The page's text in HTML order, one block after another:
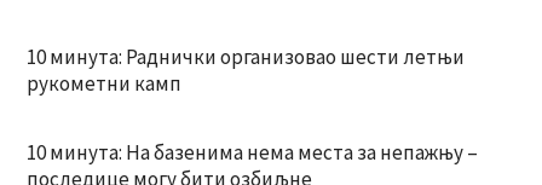
10 минута: Раднички организовао шести летњи
рукометни камп
10 минута: На базенима нема места за непажњу –
последице могу бити озбиљне